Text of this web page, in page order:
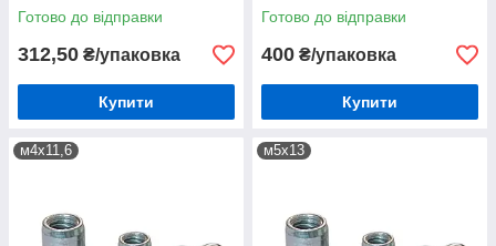
Готово до відправки
312,50 ₴/упаковка
Купити
Готово до відправки
400 ₴/упаковка
Купити
м4х11,6 м5х13